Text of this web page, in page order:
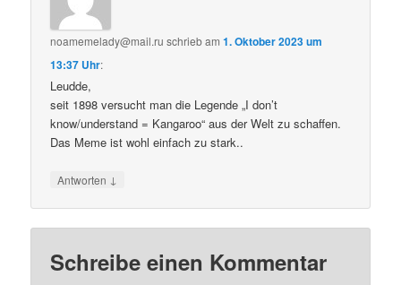
noamemelady@mail.ru schriebam1. Oktober 2023 um
13:37 Uhr:
Leudde,
seit 1898 versucht man die Legende „I don’t
know/understand = Kangaroo“ aus der Welt zu schaffen.
Das Meme ist wohl einfach zu stark..
Antworten ↓
Schreibe einen Kommentar